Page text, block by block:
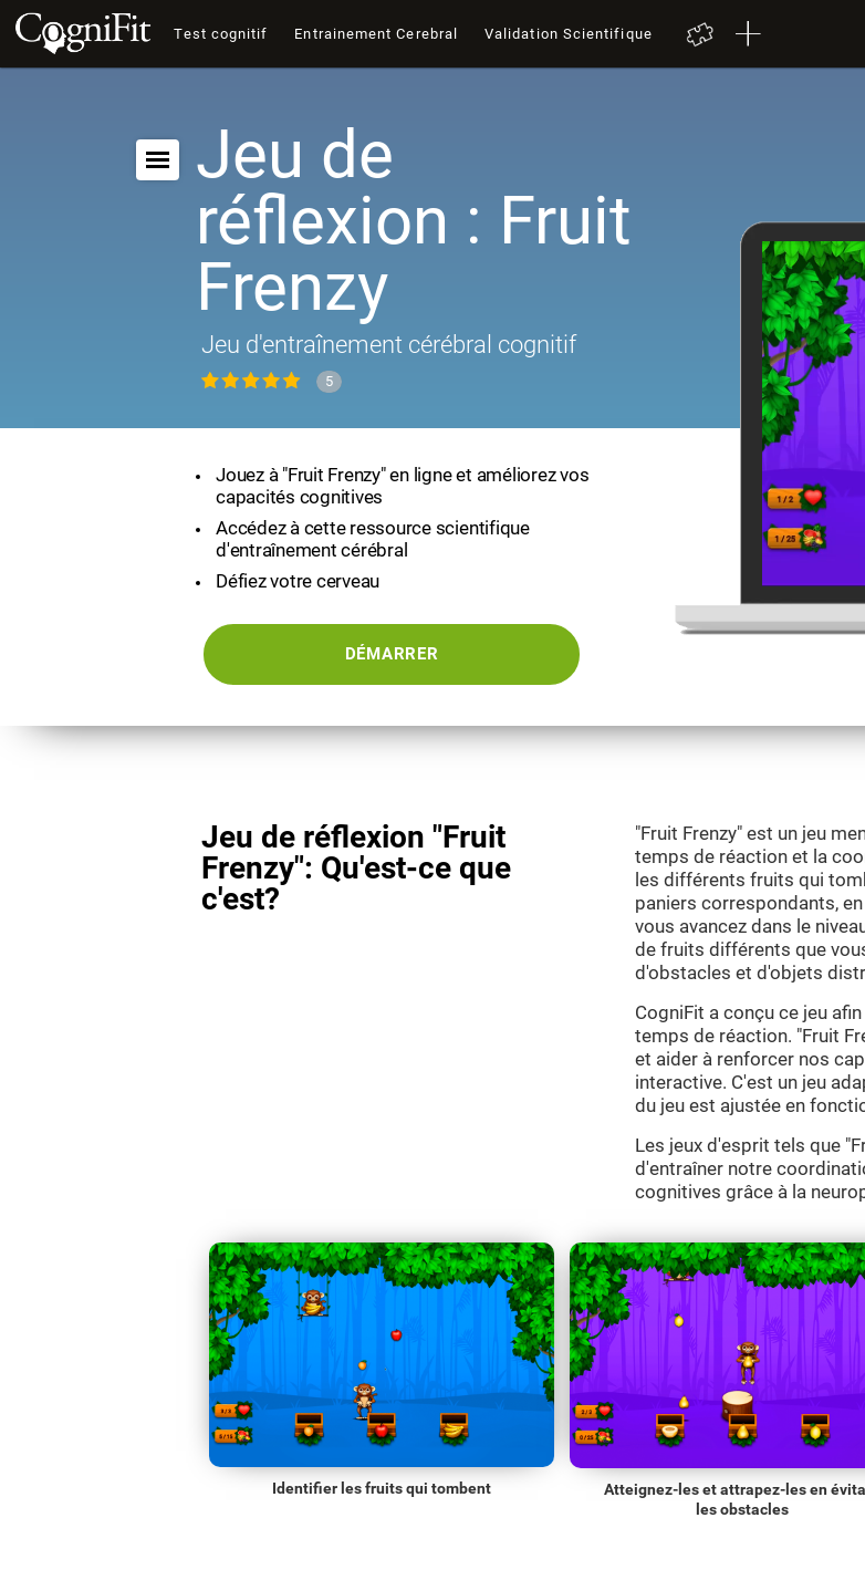
Test cognitif Entrainement Cerebral Validation Scientifique
Jeu de
réflexion : Fruit
Frenzy
Jeu d'entraînement cérébral cognitif
5
Jouez à "Fruit Frenzy" en ligne et améliorez vos
capacités cognitives
Accédez à cette ressource scientifique
d'entraînement cérébral
Défiez votre cerveau
DÉMARRER
Jeu de réflexion "Fruit
Frenzy": Qu'est-ce que
c'est?
"Fruit Frenzy" est un jeu
temps de réaction et la
les différents fruits qui
paniers correspondants,
vous avancez dans le
de fruits différents que
d'obstacles et d'objets
CogniFit a conçu ce jeu
temps de réaction. "Fruit
et aider à renforcer nos
interactive. C'est un jeu
du jeu est ajustée en
Les jeux d'esprit tels que
d'entraîner notre
cognitives grâce à la
Identifier les fruits qui tombent
Atteignez-les et attrapez-les en
les obstacles